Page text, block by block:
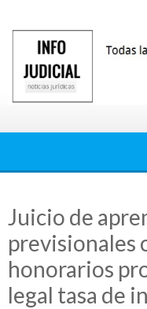
contenido
Juicio de
previsionales
honorarios
legal tasa de